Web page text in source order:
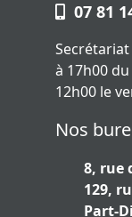
07 81
à 17h00
12h00 le
Nos
8, rue
129,
Part-